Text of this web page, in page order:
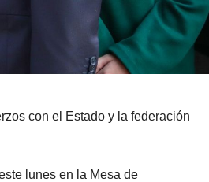
con el Estado y la federación
lunes en la Mesa de